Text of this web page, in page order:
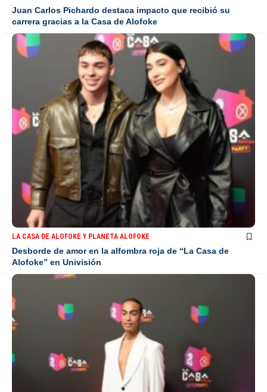
Juan Carlos Pichardo destaca impacto que recibió su
carrera gracias a la Casa de Alofoke
LA CASA DE ALOFOKE Y PLANETA ALOFOKE
Desborde de amor en la alfombra roja de “La Casa de
Alofoke” en Univisión